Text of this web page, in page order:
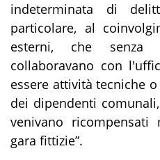
indeterminata di
particolare, al
esterni, che senza
collaboravano con
essere attività tecniche
dei dipendenti
venivano ricompensati
gara fittizie”.